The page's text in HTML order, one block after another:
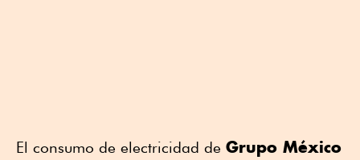
El consumo de electricidad de Grupo México